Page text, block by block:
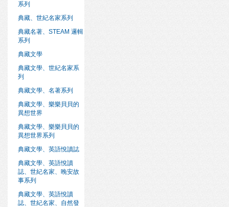
系列
典藏、世紀名家系列
典藏名著、STEAM 邏輯
系列
典藏文學
典藏文學、世紀名家系
列
典藏文學、名著系列
典藏文學、樂樂貝貝的
異想世界
典藏文學、樂樂貝貝的
異想世界系列
典藏文學、英語悅讀誌
典藏文學、英語悅讀
誌、世紀名家、晚安故
事系列
典藏文學、英語悅讀
誌、世紀名家、自然發